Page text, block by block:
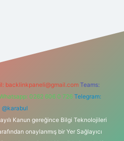
backlinkpaneli@gmail.com Teams:
0262 606 0 726 Telegram:
@karabul
Kanun gereğince Bilgi Teknolojileri
onaylanmış bir Yer Sağlayıcı